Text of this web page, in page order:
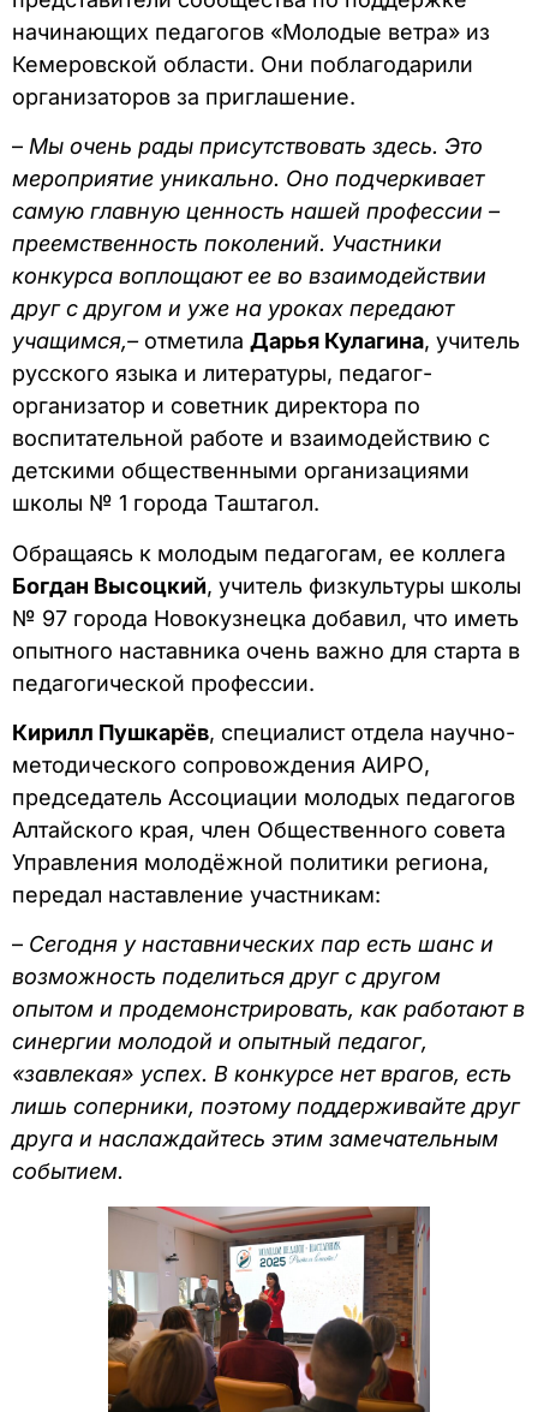
начинающих педагогов «Молодые ветра» из
Кемеровской области. Они поблагодарили
организаторов за приглашение.
– Мы очень рады присутствовать здесь. Это
мероприятие уникально. Оно подчеркивает
самую главную ценность нашей профессии –
преемственность поколений. Участники
конкурса воплощают ее во взаимодействии
друг с другом и уже на уроках передают
учащимся,– отметила Дарья Кулагина, учитель
русского языка и литературы, педагог-
организатор и советник директора по
воспитательной работе и взаимодействию с
детскими общественными организациями
школы № 1 города Таштагол.
Обращаясь к молодым педагогам, ее коллега
Богдан Высоцкий, учитель физкультуры школы
№ 97 города Новокузнецка добавил, что иметь
опытного наставника очень важно для старта в
педагогической профессии.
Кирилл Пушкарёв, специалист отдела научно-
методического сопровождения АИРО,
председатель Ассоциации молодых педагогов
Алтайского края, член Общественного совета
Управления молодёжной политики региона,
передал наставление участникам:
– Сегодня у наставнических пар есть шанс и
возможность поделиться друг с другом
опытом и продемонстрировать, как работают в
синергии молодой и опытный педагог,
«завлекая» успех. В конкурсе нет врагов, есть
лишь соперники, поэтому поддерживайте друг
друга и наслаждайтесь этим замечательным
событием.